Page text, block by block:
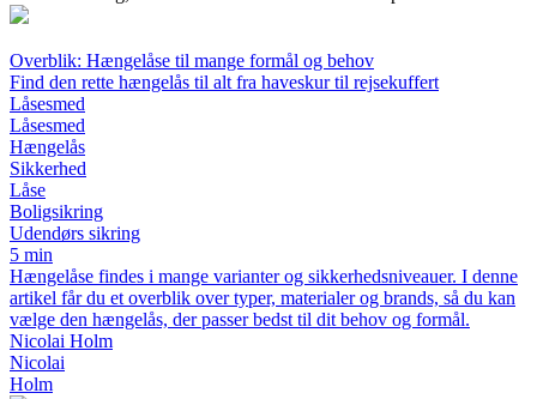
Overblik: Hængelåse til mange formål og behov
Find den rette hængelås til alt fra haveskur til rejsekuffert
Låsesmed
Låsesmed
Hængelås
Sikkerhed
Låse
Boligsikring
Udendørs sikring
5 min
Hængelåse findes i mange varianter og sikkerhedsniveauer. I denne
artikel får du et overblik over typer, materialer og brands, så du kan
vælge den hængelås, der passer bedst til dit behov og formål.
Nicolai Holm
Nicolai
Holm